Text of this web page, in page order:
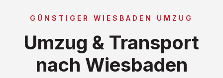
GÜNSTIGER WIESBADEN UMZUG
Umzug & Transport
nach Wiesbaden